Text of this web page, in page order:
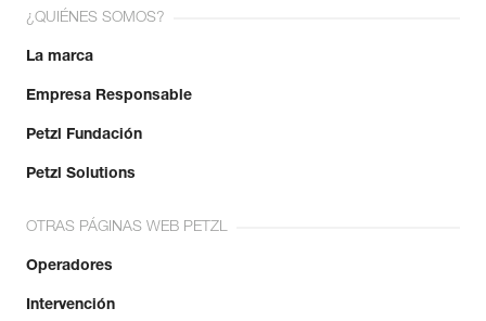
¿QUIÉNES SOMOS?
La marca
Empresa Responsable
Petzl Fundación
Petzl Solutions
OTRAS PÁGINAS WEB PETZL
Operadores
Intervención